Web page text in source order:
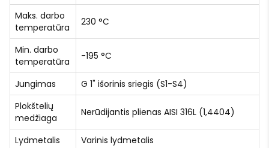
Maks. darbo
temperatūra
230 °C
Min. darbo
temperatūra
-195 °C
Jungimas
G 1" išorinis sriegis (S1-S4)
Plokštelių
medžiaga
Nerūdijantis plienas AISI 316L (1,4404)
Lydmetalis Varinis lydmetalis